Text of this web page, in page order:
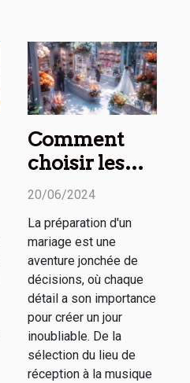
Comment
choisir les
meilleurs
pour chaque
aspect de
votre
mariage
20/06/2024
La préparation d'un
mariage est une
aventure jonchée de
décisions, où chaque
détail a son importance
pour créer un jour
inoubliable. De la
sélection du lieu de
réception à la musique